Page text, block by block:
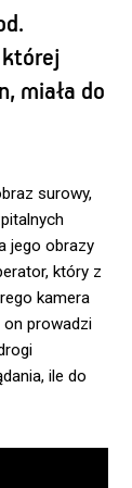
której
miała do
surowy,
jego obrazy
który z
kamera
on prowadzi
ile do